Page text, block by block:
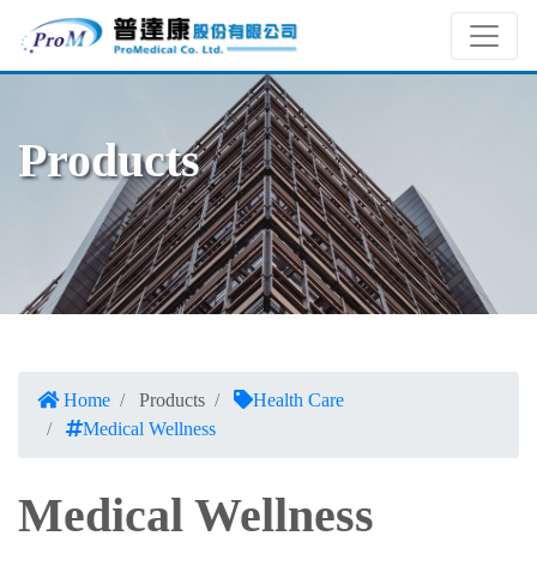
Products
Home Products
Health Care
Medical Wellness
Medical Wellness